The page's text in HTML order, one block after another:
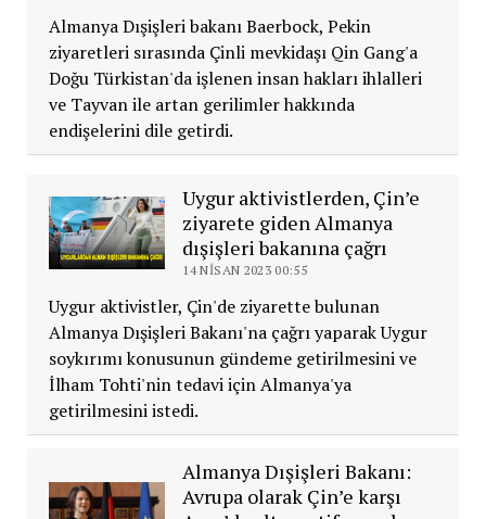
Almanya Dışişleri bakanı Baerbock, Pekin
ziyaretleri sırasında Çinli mevkidaşı Qin Gang'a
Doğu Türkistan'da işlenen insan hakları ihlalleri
ve Tayvan ile artan gerilimler hakkında
endişelerini dile getirdi.
Uygur aktivistlerden, Çin’e
ziyarete giden Almanya
dışişleri bakanına çağrı
14 NISAN 2023 00:55
Uygur aktivistler, Çin'de ziyarette bulunan
Almanya Dışişleri Bakanı'na çağrı yaparak Uygur
soykırımı konusunun gündeme getirilmesini ve
İlham Tohti'nin tedavi için Almanya'ya
getirilmesini istedi.
Almanya Dışişleri Bakanı:
Avrupa olarak Çin’e karşı